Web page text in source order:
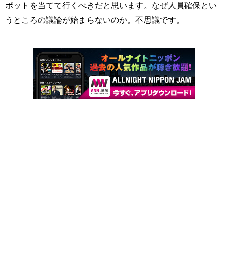
ポットを当てて行くべきだと思います。なぜ人員確保とい
うところの議論が始まらないのか。不思議です。